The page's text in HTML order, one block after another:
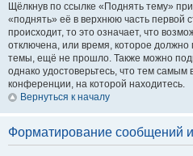
Щёлкнув по ссылке «Поднять тему»
«поднять» её в верхнюю часть первой
происходит, то это означает, что
отключена, или время, которое должно
темы, ещё не прошло. Также можно
однако удостоверьтесь, что тем
конференции, на которой находитесь.
Вернуться к началу
Форматирование сообщений